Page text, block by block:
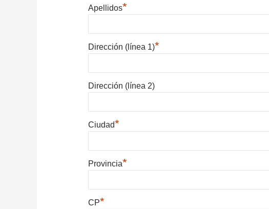
Apellidos*
Dirección (línea 1)*
Dirección (línea 2)
Ciudad*
Provincia*
CP*